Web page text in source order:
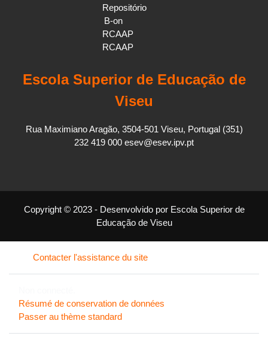
Repositório
B-on
RCAAP
RCAAP
Escola Superior de Educação de
Viseu
Rua Maximiano Aragão, 3504-501 Viseu, Portugal (351)
232 419 000 esev@esev.ipv.pt
Copyright © 2023 - Desenvolvido por Escola Superior de
Educação de Viseu
Contacter l'assistance du site
Résumé de conservation de données
Passer au thème standard